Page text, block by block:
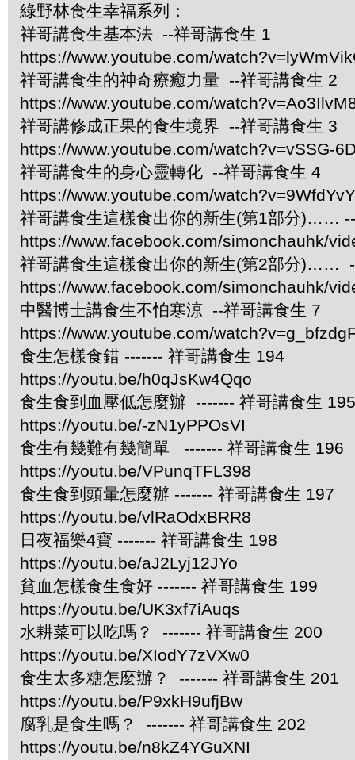
綠野林食生幸福系列：
祥哥講食生基本法 --祥哥講食生 1
https://www.youtube.com/
祥哥講食生的神奇療癒力量 --祥哥講食生 2
https://www.youtube.com/
祥哥講修成正果的食生境界 --祥哥講食生 3
https://www.youtube.com/watch?v=vSSG-
祥哥講食生的身心靈轉化 --祥哥講食生 4
https://www.youtube.com/
祥哥講食生這樣食出你的新生(第1部分)……
https://www.facebook.com/simonchauhk/
祥哥講食生這樣食出你的新生(第2部分)……
https://www.facebook.com/simonchauhk/
中醫博士講食生不怕寒涼 --祥哥講食生 7
https://www.youtube.com/
食生怎樣食錯 ------- 祥哥講食生 194
https://youtu.be/h0qJsKw4Qqo
食生食到血壓低怎麼辦 ------- 祥哥講食生 195
https://youtu.be/-zN1yPPOsVI
食生有幾難有幾簡單 ------- 祥哥講食生 196
https://youtu.be/VPunqTFL398
食生食到頭暈怎麼辦 ------- 祥哥講食生 197
https://youtu.be/vlRaOdxBRR8
日夜福樂4寶 ------- 祥哥講食生 198
https://youtu.be/aJ2Lyj12JYo
貧血怎樣食生食好 ------- 祥哥講食生 199
https://youtu.be/UK3xf7iAuqs
水耕菜可以吃嗎？ ------- 祥哥講食生 200
https://youtu.be/XIodY7zVXw0
食生太多糖怎麼辦？ ------- 祥哥講食生 201
https://youtu.be/P9xkH9ufjBw
腐乳是食生嗎？ ------- 祥哥講食生 202
https://youtu.be/n8kZ4YGuXNI